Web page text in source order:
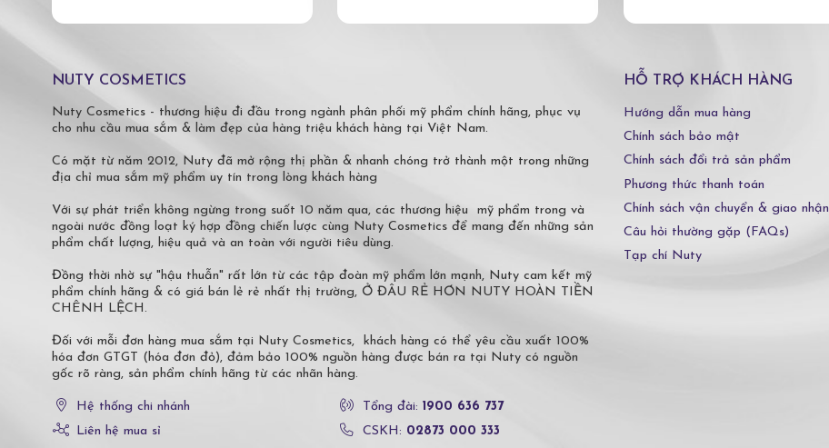
NUTY COSMETICS
Nuty Cosmetics - thương hiệu đi đầu trong ngành phân phối mỹ phẩm chính hãng, phục vụ
cho nhu cầu mua sắm & làm đẹp của hàng triệu khách hàng tại Việt Nam.
Có mặt từ năm 2012, Nuty đã mở rộng thị phần & nhanh chóng trở thành một trong những
địa chỉ mua sắm mỹ phẩm uy tín trong lòng khách hàng
Với sự phát triển không ngừng trong suốt 10 năm qua, các thương hiệu mỹ phẩm trong và
ngoài nước đồng loạt ký hợp đồng chiến lược cùng Nuty Cosmetics để mang đến những sản
phẩm chất lượng, hiệu quả và an toàn với người tiêu dùng.
Đồng thời nhờ sự "hậu thuẫn" rất lớn từ các tập đoàn mỹ phẩm lớn mạnh, Nuty cam kết mỹ
phẩm chính hãng & có giá bán lẻ rẻ nhất thị trường, Ở ĐÂU RẺ HƠN NUTY HOÀN TIỀN
CHÊNH LỆCH.
Đối với mỗi đơn hàng mua sắm tại Nuty Cosmetics, khách hàng có thể yêu cầu xuất 100%
hóa đơn GTGT (hóa đơn đỏ), đảm bảo 100% nguồn hàng được bán ra tại Nuty có nguồn
gốc rõ ràng, sản phẩm chính hãng từ các nhãn hàng.
Hệ thống chi nhánh
Liên hệ mua sỉ
Tổng đài: 1900 636 737
CSKH: 02873 000 333
HỖ TRỢ KHÁCH HÀNG
Hướng dẫn mua hàng
Chính sách bảo mật
Chính sách đổi trả sản phẩm
Phương thức thanh toán
Chính sách vận chuyển & giao nhận
Câu hỏi thường gặp (FAQs)
Tạp chí Nuty